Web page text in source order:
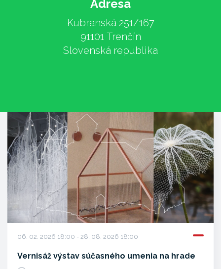
Adresa
Kubranská 251/167
91101 Trenčín
Slovenská republika
06. 02. 2026 18:00 - 28. 08. 2026 18:00
Vernisáž výstav súčasného umenia na hrade